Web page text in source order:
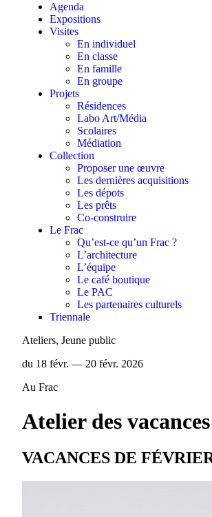
Agenda
Expositions
Visites
En individuel
En classe
En famille
En groupe
Projets
Résidences
Labo Art/Média
Scolaires
Médiation
Collection
Proposer une œuvre
Les dernières acquisitions
Les dépots
Les prêts
Co-construire
Le Frac
Qu’est-ce qu’un Frac ?
L’architecture
L’équipe
Le café boutique
Le PAC
Les partenaires culturels
Triennale
Ateliers, Jeune public
du 18 févr. — 20 févr. 2026
Au Frac
Atelier des
VACANCES DE